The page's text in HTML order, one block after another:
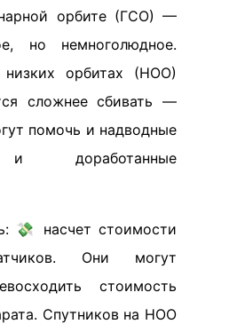
орбите (ГСО) —
но немноголюдное.
орбитах (НОО)
сложнее сбивать —
помочь и надводные
доработанные
💸 насчет стоимости
Они могут
стоимость
Спутников на НОО